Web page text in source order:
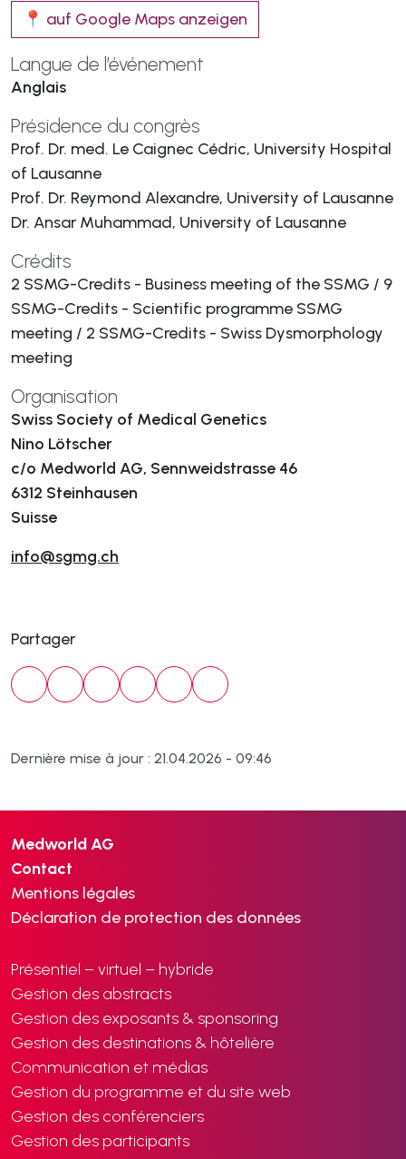
📍 auf Google Maps anzeigen
Langue de l’événement
Anglais
Présidence du congrès
Prof. Dr. med. Le Caignec Cédric, University Hospital
of Lausanne
Prof. Dr. Reymond Alexandre, University of Lausanne
Dr. Ansar Muhammad, University of Lausanne
Crédits
2 SSMG-Credits - Business meeting of the SSMG / 9
SSMG-Credits - Scientific programme SSMG
meeting / 2 SSMG-Credits - Swiss Dysmorphology
meeting
Organisation
Swiss Society of Medical Genetics
Nino Lötscher
c/o Medworld AG, Sennweidstrasse 46
6312 Steinhausen
Suisse
info@sgmg.ch
Partager
Dernière mise à jour : 21.04.2026 - 09:46
Medworld AG
Contact
Mentions légales
Déclaration de protection des données
Présentiel – virtuel – hybride
Gestion des abstracts
Gestion des exposants & sponsoring
Gestion des destinations & hôtelière
Communication et médias
Gestion du programme et du site web
Gestion des conférenciers
Gestion des participants